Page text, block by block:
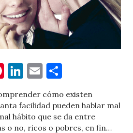
Pinterest
LinkedIn
Email
cómo existen
facilidad pueden hablar mal
hábito que se da entre
o no, ricos o pobres, en fin…